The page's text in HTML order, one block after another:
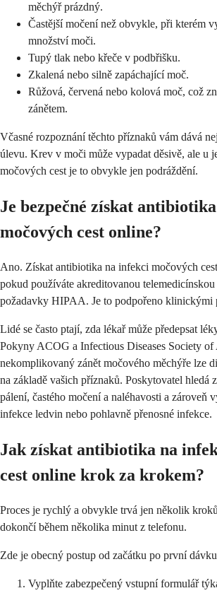
měchýř prázdný.
Častější močení než obvykle, při kterém
množství moči.
Tupý tlak nebo křeče v podbřišku.
Zkalená nebo silně zapáchající moč.
Růžová, červená nebo kolová moč, což
zánětem.
Včasné rozpoznání těchto příznaků vám dává
úlevu. Krev v moči může vypadat děsivě, ale u
močových cest je to obvykle jen podráždění.
Je bezpečné získat
močových cest online?
Ano. Získat antibiotika na infekci močových
pokud používáte akreditovanou
požadavky HIPAA. Je to podpořeno klinickými
Lidé se často ptají, zda lékař může předepsat
Pokyny ACOG a Infectious Diseases Society
nekomplikovaný zánět močového měchýře lze
na základě vašich příznaků. Poskytovatel hledá
pálení, častého močení a naléhavosti a zároveň
infekce ledvin nebo pohlavně přenosné infekce.
Jak získat antibiotika na
cest online krok za krokem?
Proces je rychlý a obvykle trvá jen několik
dokončí během několika minut z telefonu.
Zde je obecný postup od začátku po první
Vyplňte zabezpečený vstupní formulář